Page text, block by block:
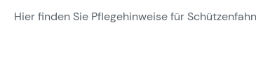
Hier finden Sie Pflegehinweise für